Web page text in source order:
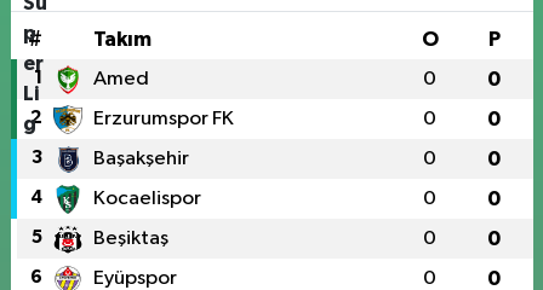
# Takım O P
1 Amed 0 0
2 Erzurumspor FK 0 0
3 Başakşehir 0 0
4 Kocaelispor 0 0
5 Beşiktaş 0 0
6 Eyüpspor 0 0